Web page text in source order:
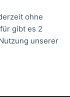
ohne
gibt es 2
unserer